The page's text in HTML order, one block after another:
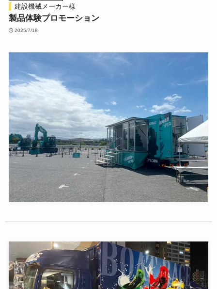
建設機械メーカー様
製品体験プロモーション
2025/7/18